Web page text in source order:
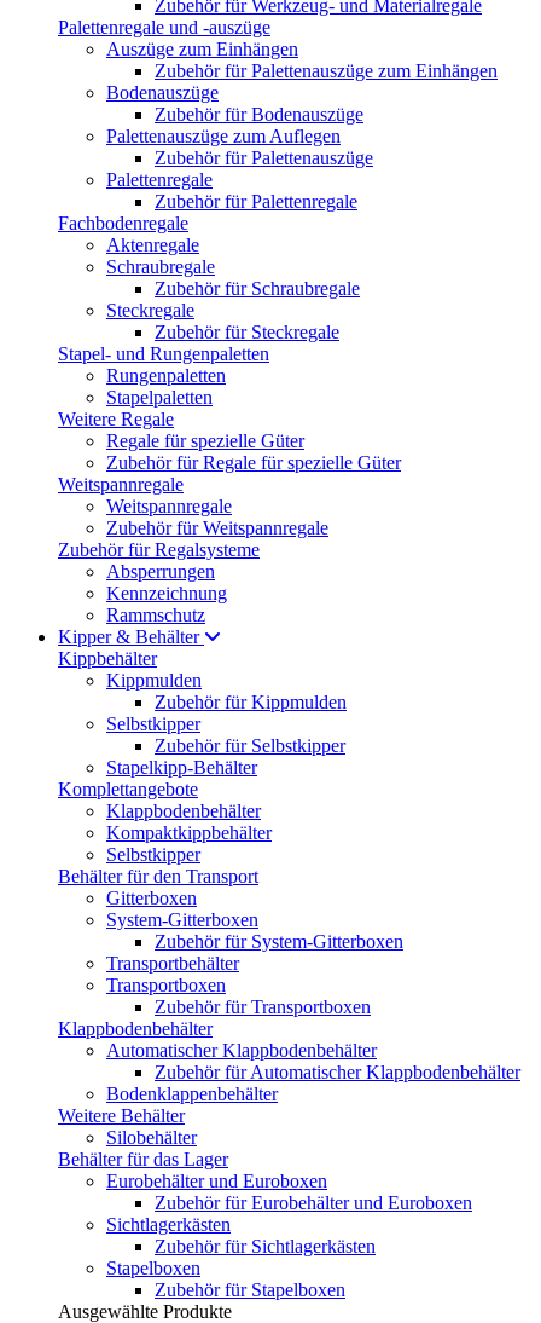
Zubehör für Werkzeug- und Materialregale
Palettenregale und -auszüge
Auszüge zum Einhängen
Zubehör für Palettenauszüge zum Einhängen
Bodenauszüge
Zubehör für Bodenauszüge
Palettenauszüge zum Auflegen
Zubehör für Palettenauszüge
Palettenregale
Zubehör für Palettenregale
Fachbodenregale
Aktenregale
Schraubregale
Zubehör für Schraubregale
Steckregale
Zubehör für Steckregale
Stapel- und Rungenpaletten
Rungenpaletten
Stapelpaletten
Weitere Regale
Regale für spezielle Güter
Zubehör für Regale für spezielle Güter
Weitspannregale
Weitspannregale
Zubehör für Weitspannregale
Zubehör für Regalsysteme
Absperrungen
Kennzeichnung
Rammschutz
Kipper & Behälter
Kippbehälter
Kippmulden
Zubehör für Kippmulden
Selbstkipper
Zubehör für Selbstkipper
Stapelkipp-Behälter
Komplettangebote
Klappbodenbehälter
Kompaktkippbehälter
Selbstkipper
Behälter für den Transport
Gitterboxen
System-Gitterboxen
Zubehör für System-Gitterboxen
Transportbehälter
Transportboxen
Zubehör für Transportboxen
Klappbodenbehälter
Automatischer Klappbodenbehälter
Zubehör für Automatischer Klappbodenbehälter
Bodenklappenbehälter
Weitere Behälter
Silobehälter
Behälter für das Lager
Eurobehälter und Euroboxen
Zubehör für Eurobehälter und Euroboxen
Sichtlagerkästen
Zubehör für Sichtlagerkästen
Stapelboxen
Zubehör für Stapelboxen
Ausgewählte Produkte